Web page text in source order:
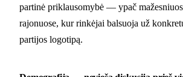
partinė priklausomybė — ypač
rajonuose, kur rinkėjai balsuoja už
partijos logotipą.